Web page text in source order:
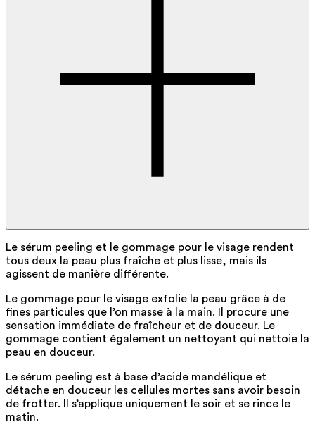
Le sérum peeling et le gommage pour le visage rendent
tous deux la peau plus fraîche et plus lisse, mais ils
agissent de manière différente.
Le gommage pour le visage exfolie la peau grâce à de
fines particules que l’on masse à la main. Il procure une
sensation immédiate de fraîcheur et de douceur. Le
gommage contient également un nettoyant qui nettoie la
peau en douceur.
Le sérum peeling est à base d’acide mandélique et
détache en douceur les cellules mortes sans avoir besoin
de frotter. Il s’applique uniquement le soir et se rince le
matin.